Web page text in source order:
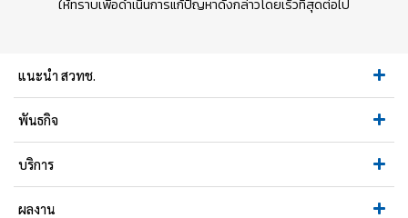
ให้ทราบเพื่อดำเนินการแก้ปัญหาดังกล่าวโดยเร็วที่สุดต่อไป
แนะนำ สวทช.
พันธกิจ
บริการ
ผลงาน